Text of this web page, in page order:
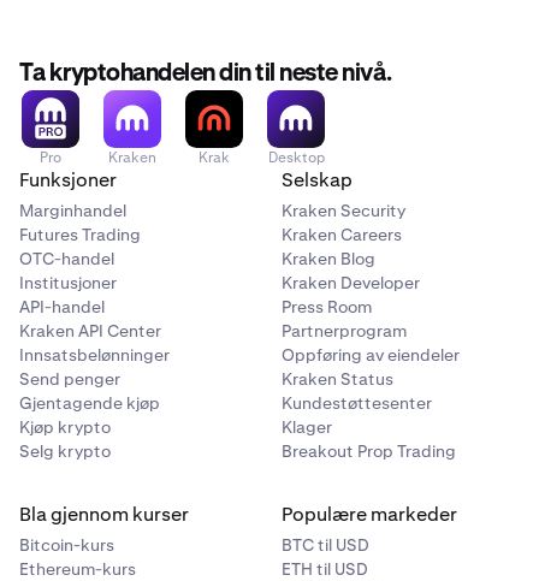
Ta kryptohandelen din til neste nivå.
Pro Kraken Krak Desktop
Funksjoner
Marginhandel
Futures Trading
OTC-handel
Institusjoner
API-handel
Kraken API Center
Innsatsbelønninger
Send penger
Gjentagende kjøp
Kjøp krypto
Selg krypto
Selskap
Kraken Security
Kraken Careers
Kraken Blog
Kraken Developer
Press Room
Partnerprogram
Oppføring av eiendeler
Kraken Status
Kundestøttesenter
Klager
Breakout Prop Trading
Bla gjennom kurser
Bitcoin-kurs
Ethereum-kurs
Populære markeder
BTC til USD
ETH til USD